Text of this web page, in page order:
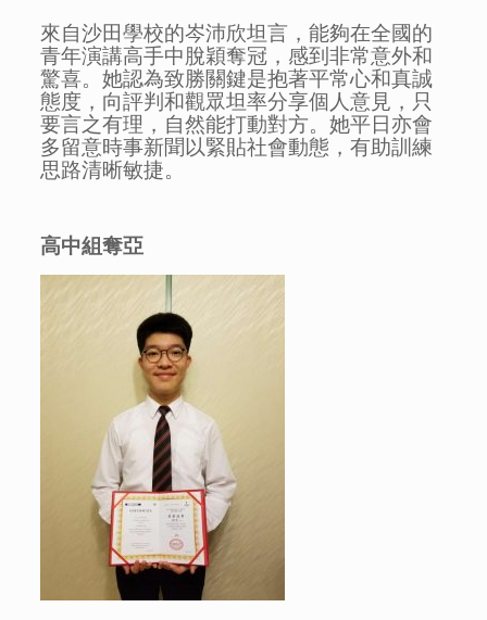
來自沙田學校的岑沛欣坦言，能夠在全國的
青年演講高手中脫穎奪冠，感到非常意外和
驚喜。她認為致勝關鍵是抱著平常心和真誠
態度，向評判和觀眾坦率分享個人意見，只
要言之有理，自然能打動對方。她平日亦會
多留意時事新聞以緊貼社會動態，有助訓練
思路清晰敏捷。
高中組奪亞